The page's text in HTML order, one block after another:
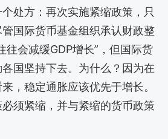
处方：再次实施紧缩政策，只
国际货币基金组织承认财政整
往会减缓GDP增长”，但国际货
国坚持下去。为什么？因为在
，稳定通胀应该优先于增长。
须紧缩，并与紧缩的货币政策